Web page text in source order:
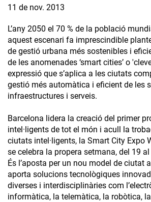
11 de nov. 2013
L’any 2050 el 70 % de la població
aquest escenari fa imprescindible
de gestió urbana més sostenibles i
de les anomenades ‘smart cities’ o
expressió que s’aplica a les ciutats
gestió més automàtica i eficient de les
infraestructures i serveis.
Barcelona lidera la creació del primer
intel·ligents de tot el món i acull la
ciutats intel·ligents, la Smart City Expo
se celebra la propera setmana, del 19
És l’aposta per un nou model de ciutat
aporta solucions tecnològiques
diverses i interdisciplinàries com
informàtica, la telemàtica, la robòtica,